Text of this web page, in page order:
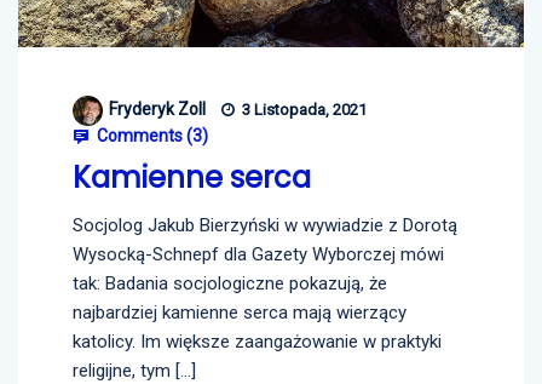
Fryderyk Zoll 3 Listopada, 2021
Comments (3)
Kamienne serca
Socjolog Jakub Bierzyński w wywiadzie z Dorotą
Wysocką-Schnepf dla Gazety Wyborczej mówi
tak: Badania socjologiczne pokazują, że
najbardziej kamienne serca mają wierzący
katolicy. Im większe zaangażowanie w praktyki
religijne, tym […]